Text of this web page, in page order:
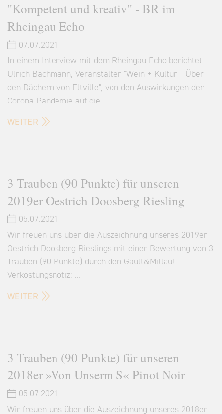
"Kompetent und kreativ" - BR im
Rheingau Echo
07.07.2021
In einem Interview mit dem Rheingau Echo berichtet
Ulrich Bachmann, Veranstalter "Wein + Kultur - Über
den Dächern von Eltville", von den Auswirkungen der
Corona Pandemie auf die …
WEITER
3 Trauben (90 Punkte) für unseren
2019er Oestrich Doosberg Riesling
05.07.2021
Wir freuen uns über die Auszeichnung unseres 2019er
Oestrich Doosberg Rieslings mit einer Bewertung von 3
Trauben (90 Punkte) durch den Gault&Millau!
Verkostungsnotiz: …
WEITER
3 Trauben (90 Punkte) für unseren
2018er »Von Unserm S« Pinot Noir
05.07.2021
Wir freuen uns über die Auszeichnung unseres 2018er